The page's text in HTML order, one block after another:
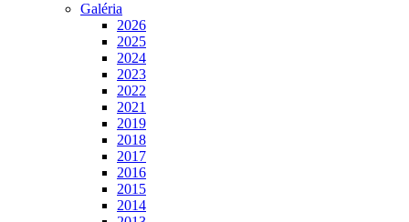
Galéria
2026
2025
2024
2023
2022
2021
2019
2018
2017
2016
2015
2014